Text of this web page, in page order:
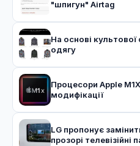
"шпигун" Airtag
На основі
одягу
Процесори Apple
модифікації
LG пропонує
прозорі телевізійні